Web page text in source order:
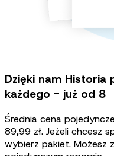
Dzięki nam Historia
każdego - już od 8
Średnia cena
89,99 zł. Jeżeli chcesz
wybierz pakiet. Możesz